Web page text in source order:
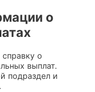
о
о
выплат.
подраздел и